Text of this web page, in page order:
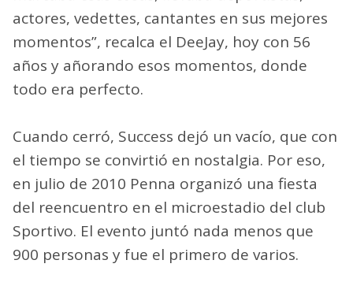
actores, vedettes, cantantes en sus mejores
momentos”, recalca el DeeJay, hoy con 56
años y añorando esos momentos, donde
todo era perfecto.
Cuando cerró, Success dejó un vacío, que con
el tiempo se convirtió en nostalgia. Por eso,
en julio de 2010 Penna organizó una fiesta
del reencuentro en el microestadio del club
Sportivo. El evento juntó nada menos que
900 personas y fue el primero de varios.